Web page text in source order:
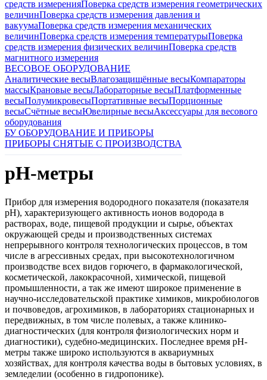
средств измеренияПоверка средств измерения геометрических
величинПоверка средств измерения давления и
вакуумаПоверка средств измерения механических
величинПоверка средств измерения температурыПоверка
средств измерения физических величинПоверка средств
магнитного измерения
ВЕСОВОЕ ОБОРУДОВАНИЕ
Аналитические весыВлагозащищённые весыКомпараторы
массыКрановые весыЛабораторные весыПлатформенные
весыПолумикровесыПортативные весыПорционные
весыСчётные весыЮвелирные весыАксессуары для весового
оборудования
БУ ОБОРУДОВАНИЕ И ПРИБОРЫ
ПРИБОРЫ СНЯТЫЕ С ПРОИЗВОДСТВА
pH-метры
Прибор для измерения водородного показателя (показателя
pH), характеризующего активность ионов водорода в
растворах, воде, пищевой продукции и сырье, объектах
окружающей среды и производственных системах
непрерывного контроля технологических процессов, в том
числе в агрессивных средах, при высокотехнологичном
производстве всех видов горючего, в фармакологической,
косметической, лакокрасочной, химической, пищевой
промышленности, а так же имеют широкое применение в
научно-исследовательской практике химиков, микробиологов
и почвоведов, агрохимиков, в лабораториях стационарных и
передвижных, в том числе полевых, а также клинико-
диагностических (для контроля физиологических норм и
диагностики), судебно-медицинских. Последнее время pH-
метры также широко используются в аквариумных
хозяйствах, для контроля качества воды в бытовых условиях, в
земледелии (особенно в гидропонике).